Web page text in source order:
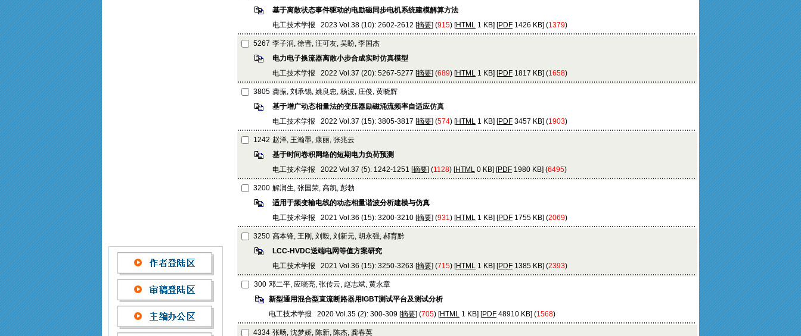
基于离散状态事件驱动的电励磁同步电机系统建模解算方法
电工技术学报 2023 Vol.38 (10): 2602-2612 [摘要] (915) [HTML 1 KB] [PDF 1426 KB] (1379)
5267 李子润, 徐晋, 汪可友, 吴盼, 李国杰
电力电子换流器离散小步合成实时仿真模型
电工技术学报 2022 Vol.37 (20): 5267-5277 [摘要] (689) [HTML 1 KB] [PDF 1817 KB] (1658)
3805 龚振, 刘承锡, 姚良忠, 杨波, 庄俊, 黄晓辉
基于增广动态相量法的变压器励磁涌流频率自适应仿真
电工技术学报 2022 Vol.37 (15): 3805-3817 [摘要] (574) [HTML 1 KB] [PDF 3457 KB] (1903)
1242 赵洋, 王瀚墨, 康丽, 张兆云
基于时间卷积网络的短期电力负荷预测
电工技术学报 2022 Vol.37 (5): 1242-1251 [摘要] (1128) [HTML 0 KB] [PDF 1980 KB] (6495)
3200 解润生, 张国荣, 高凯, 彭勃
适用于频变输电线的动态相量谐波分析建模与仿真
电工技术学报 2021 Vol.36 (15): 3200-3210 [摘要] (931) [HTML 1 KB] [PDF 1755 KB] (2069)
3250 高本锋, 王刚, 刘毅, 刘新元, 胡永强, 郝育黔
LCC-HVDC送端电网等值方案研究
电工技术学报 2021 Vol.36 (15): 3250-3263 [摘要] (715) [HTML 1 KB] [PDF 1385 KB] (2393)
300 邓二平, 应晓亮, 张传云, 赵志斌, 黄永章
新型通用混合型直流断路器用IGBT测试平台及测试分析
电工技术学报 2020 Vol.35 (2): 300-309 [摘要] (705) [HTML 1 KB] [PDF 48910 KB] (1568)
4334 张旸, 沈梦娇, 陈新, 陈杰, 龚春英